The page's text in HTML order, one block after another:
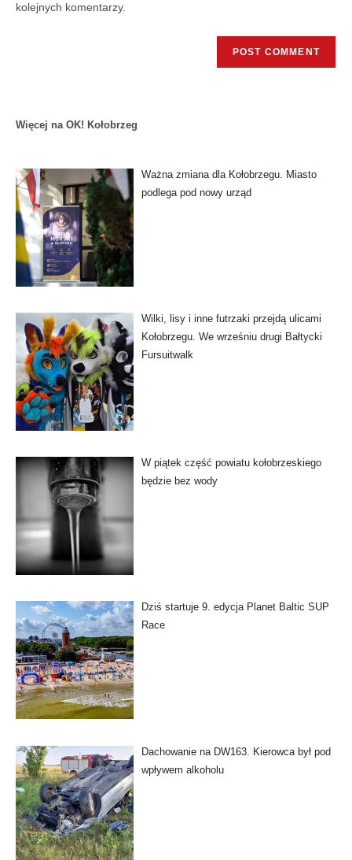
kolejnych komentarzy.
Więcej na OK! Kołobrzeg
Ważna zmiana dla Kołobrzegu. Miasto
podlega pod nowy urząd
Wilki, lisy i inne futrzaki przejdą ulicami
Kołobrzegu. We wrześniu drugi Bałtycki
Fursuitwalk
W piątek część powiatu kołobrzeskiego
będzie bez wody
Dziś startuje 9. edycja Planet Baltic SUP
Race
Dachowanie na DW163. Kierowca był pod
wpływem alkoholu